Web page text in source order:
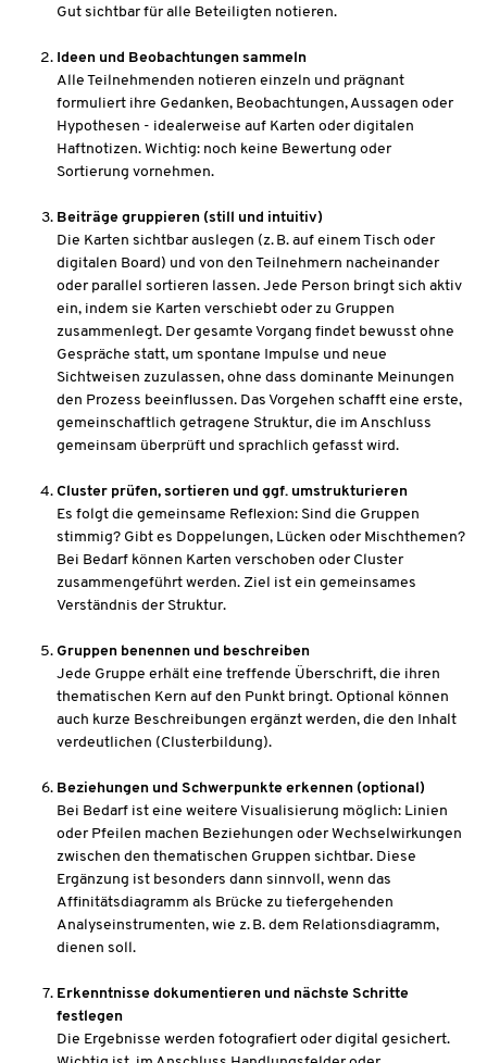
Gut sichtbar für alle Beteiligten notieren.
Ideen und Beobachtungen sammeln
Alle Teilnehmenden notieren einzeln und prägnant
formuliert ihre Gedanken, Beobachtungen, Aussagen oder
Hypothesen - idealerweise auf Karten oder digitalen
Haftnotizen. Wichtig: noch keine Bewertung oder
Sortierung vornehmen.
Beiträge gruppieren (still und intuitiv)
Die Karten sichtbar auslegen (z. B. auf einem Tisch oder
digitalen Board) und von den Teilnehmern nacheinander
oder parallel sortieren lassen. Jede Person bringt sich aktiv
ein, indem sie Karten verschiebt oder zu Gruppen
zusammenlegt. Der gesamte Vorgang findet bewusst ohne
Gespräche statt, um spontane Impulse und neue
Sichtweisen zuzulassen, ohne dass dominante Meinungen
den Prozess beeinflussen. Das Vorgehen schafft eine erste,
gemeinschaftlich getragene Struktur, die im Anschluss
gemeinsam überprüft und sprachlich gefasst wird.
Cluster prüfen, sortieren und ggf. umstrukturieren
Es folgt die gemeinsame Reflexion: Sind die Gruppen
stimmig? Gibt es Doppelungen, Lücken oder Mischthemen?
Bei Bedarf können Karten verschoben oder Cluster
zusammengeführt werden. Ziel ist ein gemeinsames
Verständnis der Struktur.
Gruppen benennen und beschreiben
Jede Gruppe erhält eine treffende Überschrift, die ihren
thematischen Kern auf den Punkt bringt. Optional können
auch kurze Beschreibungen ergänzt werden, die den Inhalt
verdeutlichen (Clusterbildung).
Beziehungen und Schwerpunkte erkennen (optional)
Bei Bedarf ist eine weitere Visualisierung möglich: Linien
oder Pfeilen machen Beziehungen oder Wechselwirkungen
zwischen den thematischen Gruppen sichtbar. Diese
Ergänzung ist besonders dann sinnvoll, wenn das
Affinitätsdiagramm als Brücke zu tiefergehenden
Analyseinstrumenten, wie z. B. dem Relationsdiagramm,
dienen soll.
Erkenntnisse dokumentieren und nächste Schritte
festlegen
Die Ergebnisse werden fotografiert oder digital gesichert.